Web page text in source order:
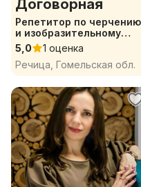
Договорная
Репетитор по черчению
и изобразительному
искусству
5,0
1 оценка
Речица, Гомельская обл.